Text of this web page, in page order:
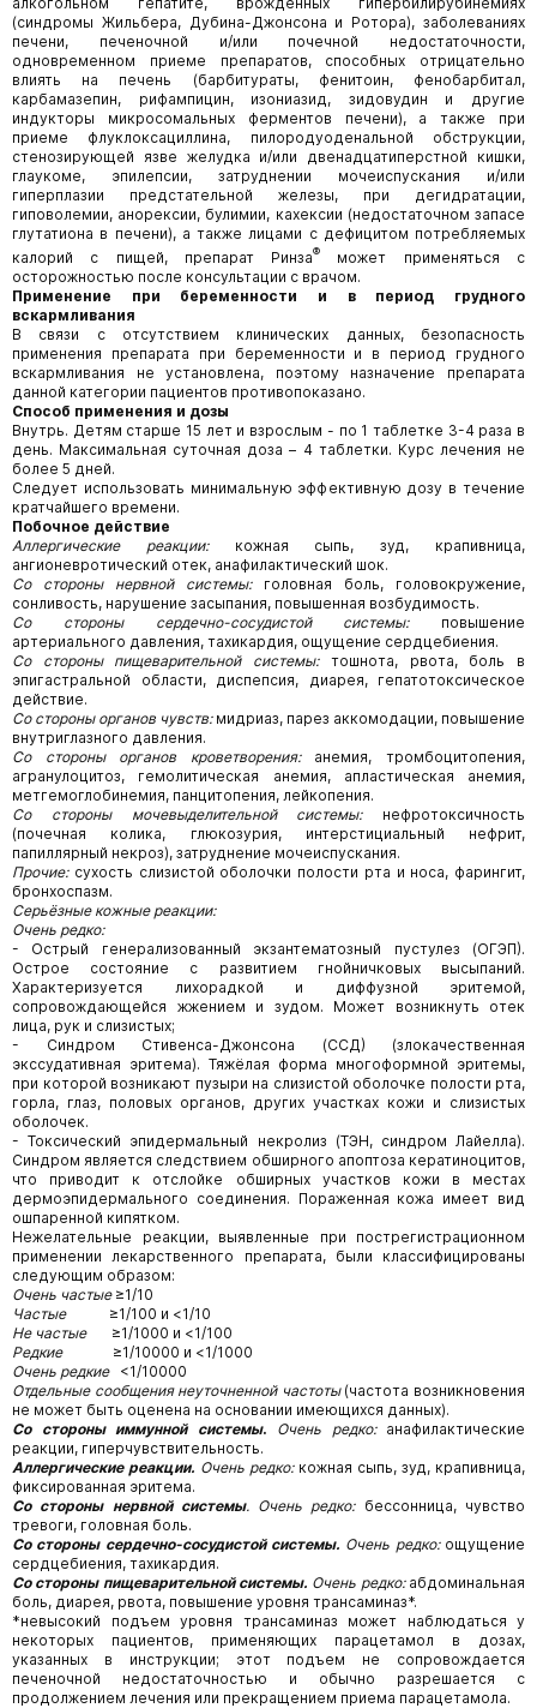
(синдромы Жильбера, Дубина-Джонсона и Ротора), заболеваниях
печени, печеночной и/или почечной недостаточности,
одновременном приеме препаратов, способных отрицательно
влиять на печень (барбитураты, фенитоин, фенобарбитал,
карбамазепин, рифампицин, изониазид, зидовудин и другие
индукторы микросомальных ферментов печени), а также при
приеме флуклоксациллина, пилородуоденальной обструкции,
стенозирующей язве желудка и/или двенадцатиперстной кишки,
глаукоме, эпилепсии, затруднении мочеиспускания и/или
гиперплазии предстательной железы, при дегидратации,
гиповолемии, анорексии, булимии, кахексии (недостаточном запасе
глутатиона в печени), а также лицами с дефицитом потребляемых
калорий с пищей, препарат Ринза®
может применяться с
осторожностью после консультации с врачом.
Применение при беременности и в период грудного
вскармливания
В связи с отсутствием клинических данных, безопасность
применения препарата при беременности и в период грудного
вскармливания не установлена, поэтому назначение препарата
данной категории пациентов противопоказано.
Способ применения и дозы
Внутрь. Детям старше 15 лет и взрослым - по 1 таблетке 3-4 раза в
день. Максимальная суточная доза – 4 таблетки. Курс лечения не
более 5 дней.
Следует использовать минимальную эффективную дозу в течение
кратчайшего времени.
Побочное действие
Аллергические реакции:кожная сыпь, зуд, крапивница,
ангионевротический отек, анафилактический шок.
Со стороны нервной системы:головная боль, головокружение,
сонливость, нарушение засыпания, повышенная возбудимость.
Со стороны сердечно-сосудистой системы:повышение
артериального давления, тахикардия, ощущение сердцебиения.
Со стороны пищеварительной системы:тошнота, рвота, боль в
эпигастральной области, диспепсия, диарея, гепатотоксическое
действие.
Со стороны органов чувств:мидриаз, парез аккомодации, повышение
внутриглазного давления.
Со стороны органов кроветворения:анемия, тромбоцитопения,
агранулоцитоз, гемолитическая анемия, апластическая анемия,
метгемоглобинемия, панцитопения, лейкопения.
Со стороны мочевыделительной системы:нефротоксичность
(почечная колика, глюкозурия, интерстициальный нефрит,
папиллярный некроз), затруднение мочеиспускания.
Прочие:сухость слизистой оболочки полости рта и носа, фарингит,
бронхоспазм.
Серьёзные кожные реакции:
Очень редко:
- Острый генерализованный экзантематозный пустулез (ОГЭП).
Острое состояние с развитием гнойничковых высыпаний.
Характеризуется лихорадкой и диффузной эритемой,
сопровождающейся жжением и зудом. Может возникнуть отек
лица, рук и слизистых;
- Синдром Стивенса-Джонсона (ССД) (злокачественная
экссудативная эритема). Тяжёлая форма многоформной эритемы,
при которой возникают пузыри на слизистой оболочке полости рта,
горла, глаз, половых органов, других участках кожи и слизистых
оболочек.
- Токсический эпидермальный некролиз (ТЭН, синдром Лайелла).
Синдром является следствием обширного апоптоза кератиноцитов,
что приводит к отслойке обширных участков кожи в местах
дермоэпидермального соединения. Пораженная кожа имеет вид
ошпаренной кипятком.
Нежелательные реакции, выявленные при пострегистрационном
применении лекарственного препарата, были классифицированы
следующим образом:
Очень частые≥1/10
Частые≥1/100 и <1/10
Не частые≥1/1000 и <1/100
Редкие≥1/10000 и <1/1000
Очень редкие<1/10000
Отдельные сообщения неуточненной частоты(частота возникновения
не может быть оценена на основании имеющихся данных).
Со стороны иммунной системы. Очень редко: анафилактические
реакции, гиперчувствительность.
Аллергические реакции. Очень редко: кожная сыпь, зуд, крапивница,
фиксированная эритема.
Со стороны нервной системы. Очень редко: бессонница, чувство
тревоги, головная боль.
Со стороны сердечно-сосудистой системы. Очень редко: ощущение
сердцебиения, тахикардия.
Со стороны пищеварительной системы. Очень редко: абдоминальная
боль, диарея, рвота, повышение уровня трансаминаз*.
*невысокий подъем уровня трансаминаз может наблюдаться у
некоторых пациентов, применяющих парацетамол в дозах,
указанных в инструкции; этот подъем не сопровождается
печеночной недостаточностью и обычно разрешается с
продолжением лечения или прекращением приема парацетамола.